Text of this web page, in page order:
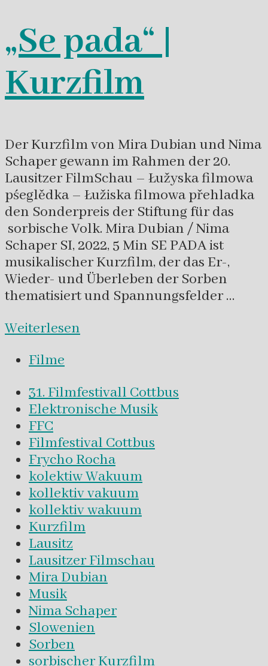
„Se pada“ |
Kurzfilm
Der Kurzfilm von Mira Dubian und Nima
Schaper gewann im Rahmen der 20.
Lausitzer FilmSchau – Łužyska filmowa
pśeglědka – Łužiska filmowa přehladka
den Sonderpreis der Stiftung für das
sorbische Volk. Mira Dubian / Nima
Schaper SI, 2022, 5 Min SE PADA ist
musikalischer Kurzfilm, der das Er-,
Wieder- und Überleben der Sorben
thematisiert und Spannungsfelder …
Weiterlesen
Filme
31. Filmfestivall Cottbus
Elektronische Musik
FFC
Filmfestival Cottbus
Frycho Rocha
kolektiw Wakuum
kollektiv vakuum
kollektiv wakuum
Kurzfilm
Lausitz
Lausitzer Filmschau
Mira Dubian
Musik
Nima Schaper
Slowenien
Sorben
sorbischer Kurzfilm